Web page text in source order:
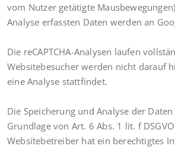
vom Nutzer getätigte
Analyse erfassten Daten werden an
Die reCAPTCHA-Analysen laufen
Websitebesucher werden nicht darauf
eine Analyse stattfindet.
Die Speicherung und Analyse der
Grundlage von Art. 6 Abs. 1 lit. f
Websitebetreiber hat ein berechtigtes